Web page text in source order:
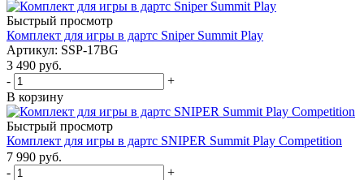
Быстрый просмотр
Комплект для игры в дартс Sniper Summit Play
Артикул: SSP-17BG
3 490 руб.
-
+
В корзину
Быстрый просмотр
Комплект для игры в дартс SNIPER Summit Play Competition
7 990 руб.
-
+